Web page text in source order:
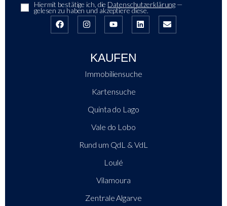
Hiermit bestätige ich, die Datenschutzerklärung —
gelesen zu haben und akzeptiere diese.
KAUFEN
Immobiliensuche
Kartensuche
Quinta do Lago
Vale do Lobo
Rund um QdL & VdL
Loulé
Vilamoura
Zentrale Algarve